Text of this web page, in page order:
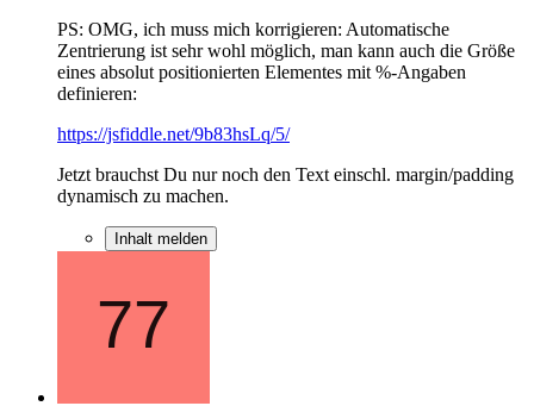
PS: OMG, ich muss mich korrigieren: Automatische
Zentrierung ist sehr wohl möglich, man kann auch die Größe
eines absolut positionierten Elementes mit %-Angaben
definieren:
https://jsfiddle.net/9b83hsLq/5/
Jetzt brauchst Du nur noch den Text einschl. margin/padding
dynamisch zu machen.
Inhalt melden